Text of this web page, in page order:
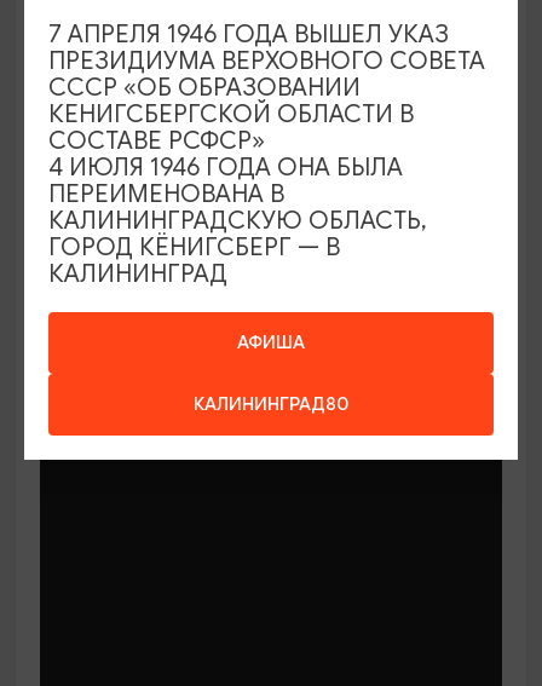
МАСТЕР-КЛАССЫ
Мастер-классы по керамике Елены
Бодяковой
Калининград, ул. Баранова, 45
АФИША
КАЛИНИНГРАД80
7 АПРЕЛЯ 1946 ГОДА ВЫШЕЛ УКАЗ
ПРЕЗИДИУМА ВЕРХОВНОГО СОВЕТА
СССР «ОБ ОБРАЗОВАНИИ
КЕНИГСБЕРГСКОЙ ОБЛАСТИ В
СОСТАВЕ РСФСР»
4 ИЮЛЯ 1946 ГОДА ОНА БЫЛА
ПЕРЕИМЕНОВАНА В
КАЛИНИНГРАДСКУЮ ОБЛАСТЬ,
ГОРОД КЁНИГСБЕРГ — В
КАЛИНИНГРАД